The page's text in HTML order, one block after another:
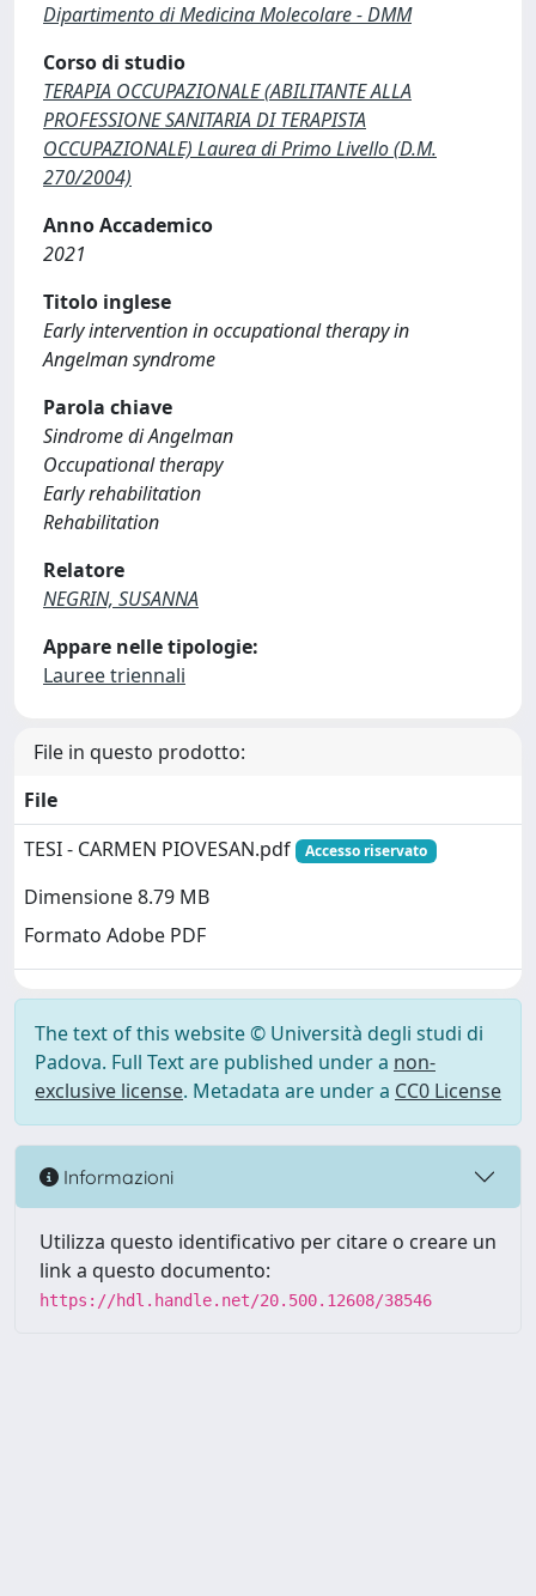
Dipartimento di Medicina Molecolare - DMM
Corso di studio
TERAPIA OCCUPAZIONALE (ABILITANTE ALLA
PROFESSIONE SANITARIA DI TERAPISTA
OCCUPAZIONALE) Laurea di Primo Livello (D.M.
270/2004)
Anno Accademico
2021
Titolo inglese
Early intervention in occupational therapy in
Angelman syndrome
Parola chiave
Sindrome di Angelman
Occupational therapy
Early rehabilitation
Rehabilitation
Relatore
NEGRIN, SUSANNA
Appare nelle tipologie:
Lauree triennali
File in questo prodotto:
File
TESI - CARMEN PIOVESAN.pdf
Accesso riservato
Dimensione 8.79 MB
Formato Adobe PDF
The text of this website © Università degli studi di
Padova. Full Text are published under a non-
exclusive license. Metadata are under a CC0 License
Informazioni
Utilizza questo identificativo per citare o creare un
link a questo documento:
https://hdl.handle.net/20.500.12608/38546